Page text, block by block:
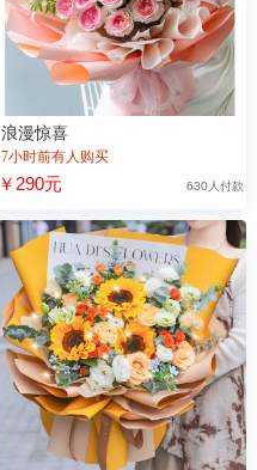
浪漫惊喜
7小时前有人购买
￥290元 630人付款